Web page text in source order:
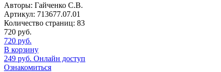
Авторы: Гайченко С.В.
Артикул: 713677.07.01
Количество страниц: 83
720 руб.
720 руб.
В корзину
249 руб. Онлайн доступ
Ознакомиться